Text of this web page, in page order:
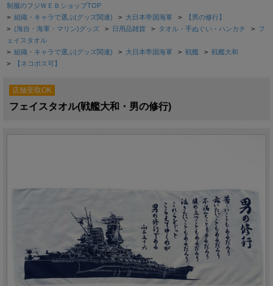
制服のフジＷＥＢショップTOP
> 組織・キャラで選ぶ(グッズ関連) > 大日本帝国海軍 > 【男の修行】
> (海自・海軍・マリン)グッズ > 日用品雑貨 > タオル・手ぬぐい・ハンカチ > フ
ェイスタオル
> 組織・キャラで選ぶ(グッズ関連) > 大日本帝国海軍 > 戦艦 > 戦艦大和
> 【ネコポス可】
店舗受取OK
フェイスタオル(戦艦大和・男の修行)